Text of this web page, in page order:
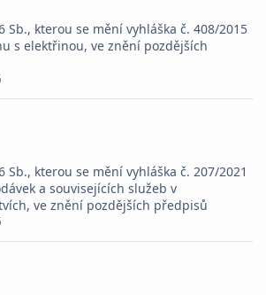
Sb., kterou se mění vyhláška č. 408/2015
s elektřinou, ve znění pozdějších
Sb., kterou se mění vyhláška č. 207/2021
a souvisejících služeb v
ve znění pozdějších předpisů